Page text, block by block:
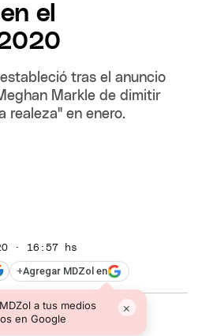
el
tras el anuncio
Markle de dimitir
realeza" en enero.
· 16:57 hs
+Agregar MDZol en
a tus medios
en Google
×